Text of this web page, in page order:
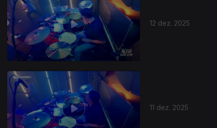
12 dez. 2025
11 dez. 2025